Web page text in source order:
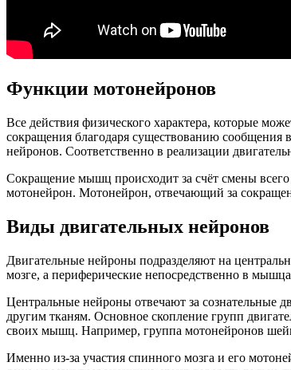
Функции мотонейронов
Все действия физического характера, которые
сокращения благодаря существованию
нейронов. Соответственно в реализации
Сокращение мышц происходит за счёт смены всего
мотонейрон. Мотонейрон, отвечающий за
Виды двигательных нейронов
Двигательные нейроны подразделяют на
мозге, а периферические непосредственно в
Центральные нейроны отвечают за сознательные
другим тканям. Основное скопление групп
своих мышц. Например, группа мотонейронов
Именно из-за участия спинного мозга и его